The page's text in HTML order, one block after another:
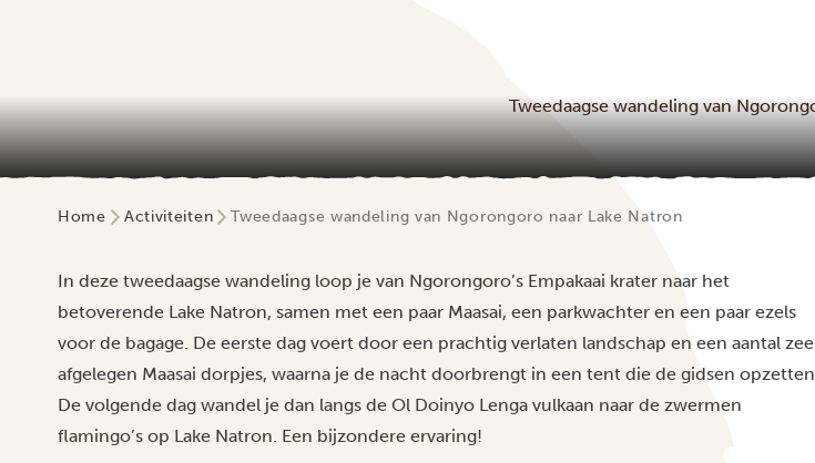
Tweedaagse wandeling van
Home Activiteiten Tweedaagse wandeling van Ngorongoro naar Lake Natron
In deze tweedaagse wandeling loop je van Ngorongoro’s Empakaai krater naar het
betoverende Lake Natron, samen met een paar Maasai, een parkwachter en een paar ezels
voor de bagage. De eerste dag voert door een prachtig verlaten landschap en een aantal
afgelegen Maasai dorpjes, waarna je de nacht doorbrengt in een tent die de gidsen
De volgende dag wandel je dan langs de Ol Doinyo Lenga vulkaan naar de zwermen
flamingo’s op Lake Natron. Een bijzondere ervaring!